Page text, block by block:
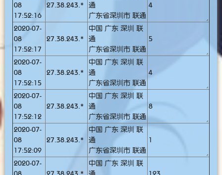
08
17:52:16
27.38.243.*
通
广东省深圳市 联通
4
2020-07-
08
17:52:17
27.38.243.*
中国 广东 深圳 联
通
广东省深圳市 联通
5
2020-07-
08
17:52:15
27.38.243.*
中国 广东 深圳 联
通
广东省深圳市 联通
4
2020-07-
08
17:52:12
27.38.243.*
中国 广东 深圳 联
通
广东省深圳市 联通
8
2020-07-
08
17:52:09
27.38.243.*
中国 广东 深圳 联
通
广东省深圳市 联通
1
2020-07-
中国 广东 深圳 联